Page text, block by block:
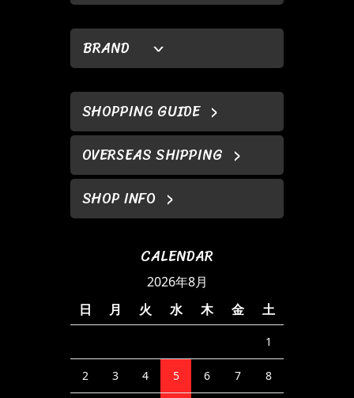
BRAND
SHOPPING GUIDE
OVERSEAS SHIPPING
SHOP INFO
CALENDAR
2026年8月
日
月 火 水 木 金 土
1
2 3 4 5 6 7 8